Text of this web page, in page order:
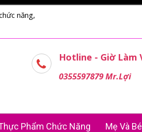
năng,
Hotline - Giờ Làm
0355597879 Mr.Lợi
Phẩm Chức Năng Mẹ Và Bé